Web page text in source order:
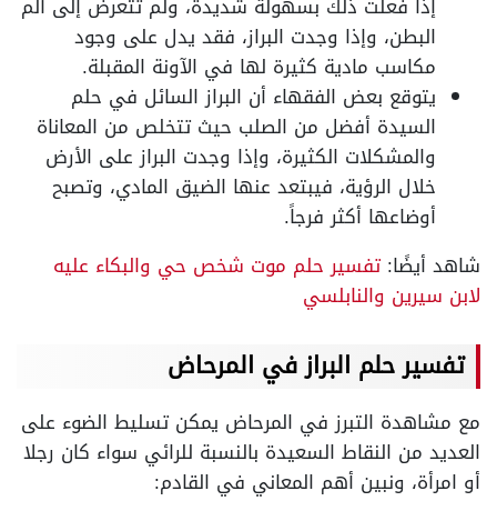
البطن، وإذا وجدت البراز، فقد يدل على وجود
مكاسب مادية كثيرة لها في الآونة المقبلة.
يتوقع بعض الفقهاء أن البراز السائل في حلم
السيدة أفضل من الصلب حيث تتخلص من المعاناة
والمشكلات الكثيرة، وإذا وجدت البراز على الأرض
خلال الرؤية، فيبتعد عنها الضيق المادي، وتصبح
أوضاعها أكثر فرجاً.
شاهد أيضًا:تفسير حلم موت شخص حي والبكاء عليه
لابن سيرين والنابلسي
تفسير حلم البراز في المرحاض
مع مشاهدة التبرز في المرحاض يمكن تسليط الضوء على
العديد من النقاط السعيدة بالنسبة للرائي سواء كان رجلا
أو امرأة، ونبين أهم المعاني في القادم: